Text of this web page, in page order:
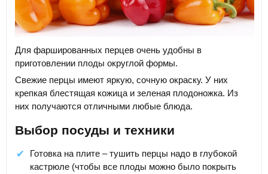
Для фаршированных перцев очень удобны в
приготовлении плоды округлой формы.
Свежие перцы имеют яркую, сочную окраску. У них
крепкая блестящая кожица и зеленая плодоножка. Из
них получаются отличными любые блюда.
Выбор посуды и техники
Готовка на плите – тушить перцы надо в глубокой
кастрюле (чтобы все плоды можно было покрыть